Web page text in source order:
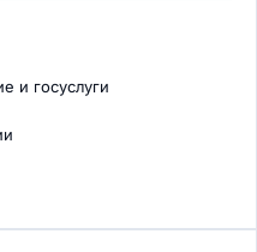
и госуслуги